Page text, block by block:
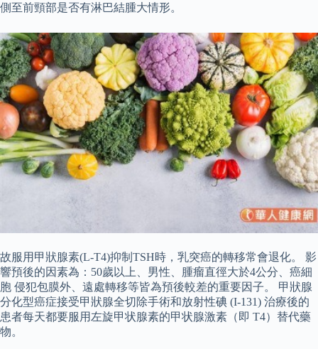
側至前頸部是否有淋巴結腫大情形。
故服用甲狀腺素(L-T4)抑制TSH時，乳突癌的轉移常會退化。 影
響預後的因素為：50歲以上、男性、腫瘤直徑大於4公分、癌細
胞 侵犯包膜外、遠處轉移等皆為預後較差的重要因子。 甲狀腺
分化型癌症接受甲狀腺全切除手術和放射性碘 (I-131) 治療後的
患者每天都要服用左旋甲状腺素的甲状腺激素（即 T4）替代藥
物。